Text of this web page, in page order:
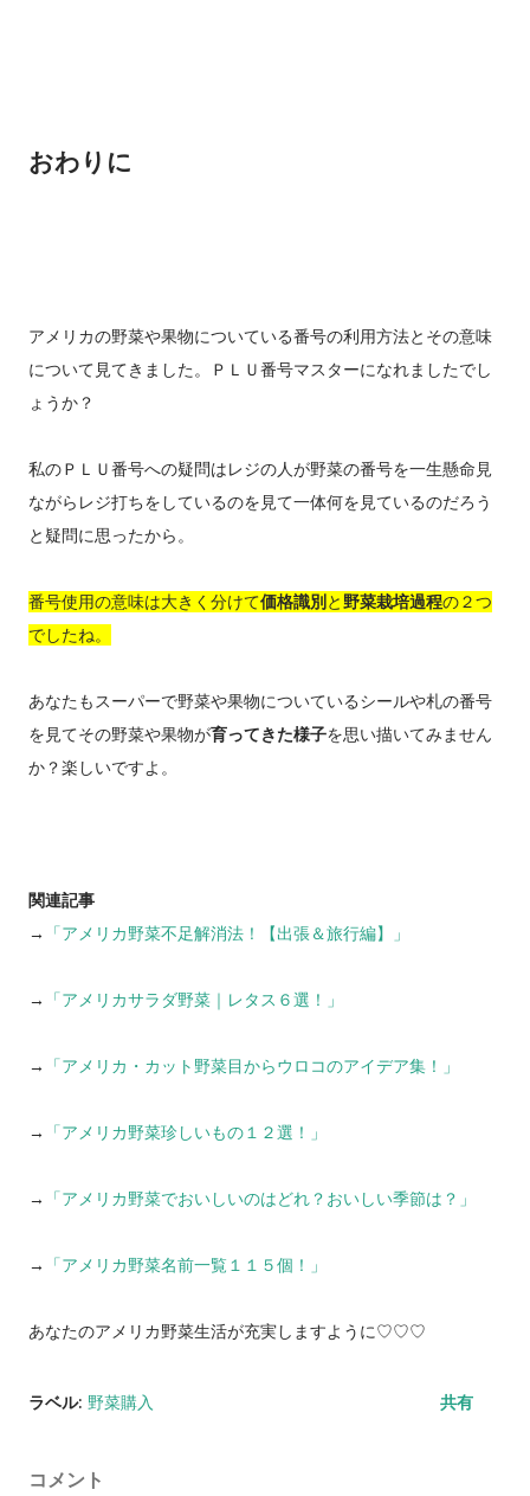
おわりに
アメリカの野菜や果物についている番号の利用方法とその意味
について見てきました。ＰＬＵ番号マスターになれましたでし
ょうか？
私のＰＬＵ番号への疑問はレジの人が野菜の番号を一生懸命見
ながらレジ打ちをしているのを見て一体何を見ているのだろう
と疑問に思ったから。
番号使用の意味は大きく分けて価格識別と野菜栽培過程の２つ
でしたね。
あなたもスーパーで野菜や果物についているシールや札の番号
を見てその野菜や果物が育ってきた様子を思い描いてみません
か？楽しいですよ。
関連記事
→
「アメリカ野菜不足解消法！【出張＆旅行編】」
→ 「アメリカサラダ野菜｜レタス６選！」
→ 「アメリカ・カット野菜目からウロコのアイデア集！」
→ 「アメリカ野菜珍しいもの１２選！」
→ 「アメリカ野菜でおいしいのはどれ？おいしい季節は？」
→ 「アメリカ野菜名前一覧１１５個！」
あなたのアメリカ野菜生活が充実しますように♡♡♡
ラベル: 野菜購入 共有
コメント